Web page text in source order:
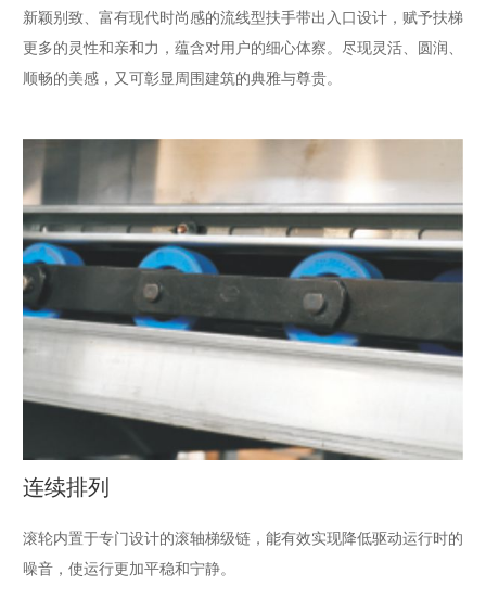
新颖别致、富有现代时尚感的流线型扶手带出入口设计，赋予扶梯
更多的灵性和亲和力，蕴含对用户的细心体察。尽现灵活、圆润、
顺畅的美感，又可彰显周围建筑的典雅与尊贵。
连续排列
滚轮内置于专门设计的滚轴梯级链，能有效实现降低驱动运行时的
噪音，使运行更加平稳和宁静。